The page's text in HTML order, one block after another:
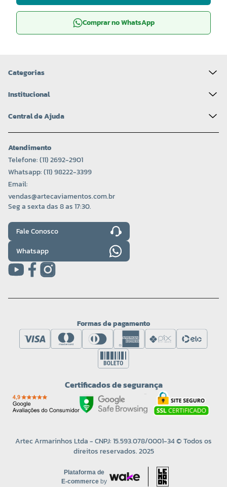
Comprar no WhatsApp
Categorias
Institucional
Central de Ajuda
Atendimento
Telefone: (11) 2692-2901
Whatsapp: (11) 98222-3399
Email:
vendas@artecaviamentos.com.br
Seg a sexta das 8 as 17:30.
Fale Conosco
Whatsapp
Formas de pagamento
Certificados de segurança
Artec Armarinhos Ltda - CNPJ: 15.593.078/0001-34 © Todos os
direitos reservados. 2025
Plataforma de
E-commerce by